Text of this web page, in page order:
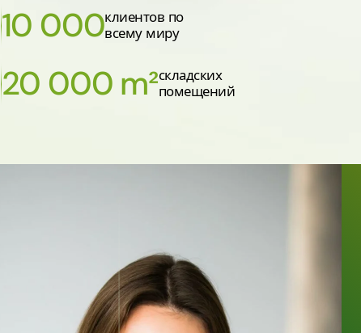
10 000клиентов по
всему миру
20 000 m²складских
помещений